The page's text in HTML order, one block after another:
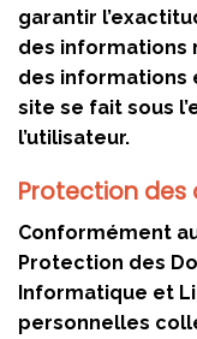
garantir
des informations
des informations
site se fait sous
l’utilisateur.
Protection des
Conformément
Protection des
Informatique et
personnelles